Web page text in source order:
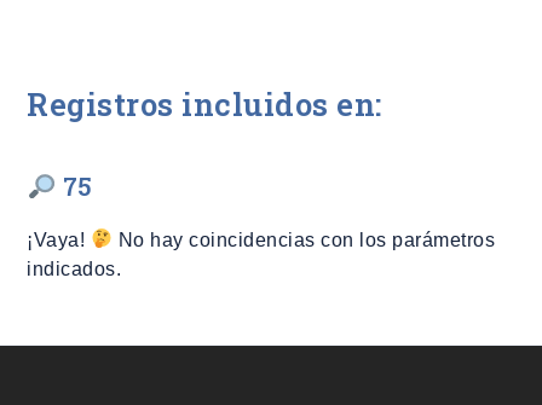
Registros incluidos en:
75
¡Vaya!
No hay coincidencias con los parámetros
indicados.